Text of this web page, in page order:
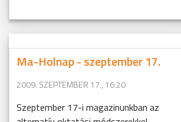
Ma-Holnap - szeptember 17.
2009. SZEPTEMBER 17., 16:20
Szeptember 17-i magazinunkban az